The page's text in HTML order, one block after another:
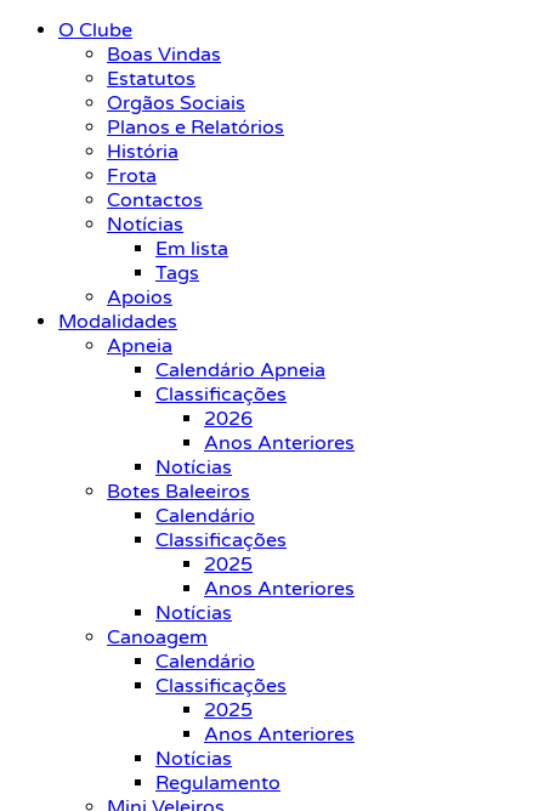
O Clube
Boas Vindas
Estatutos
Orgãos Sociais
Planos e Relatórios
História
Frota
Contactos
Notícias
Em lista
Tags
Apoios
Modalidades
Apneia
Calendário Apneia
Classificações
2026
Anos Anteriores
Notícias
Botes Baleeiros
Calendário
Classificações
2025
Anos Anteriores
Notícias
Canoagem
Calendário
Classificações
2025
Anos Anteriores
Notícias
Regulamento